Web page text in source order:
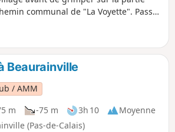
communal de "La Voyette". Passez
Royon où il retraverse la Créquoise
droite vers l'orée de la Forêt de
vers le val du Surgeon qui rejoint
très encaissée et verdoyante, parfois
par le ruisseau. Il faut alors
un chemin forestier en rive gauche
pour éviter ce tronçon et marcher à
Beaurainville
/ AMM
m -75 m 3h 10
Moyenne
(Pas-de-Calais)